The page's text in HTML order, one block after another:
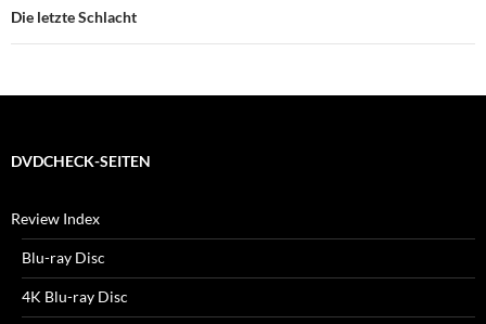
Die letzte Schlacht
DVDCHECK-SEITEN
Review Index
Blu-ray Disc
4K Blu-ray Disc